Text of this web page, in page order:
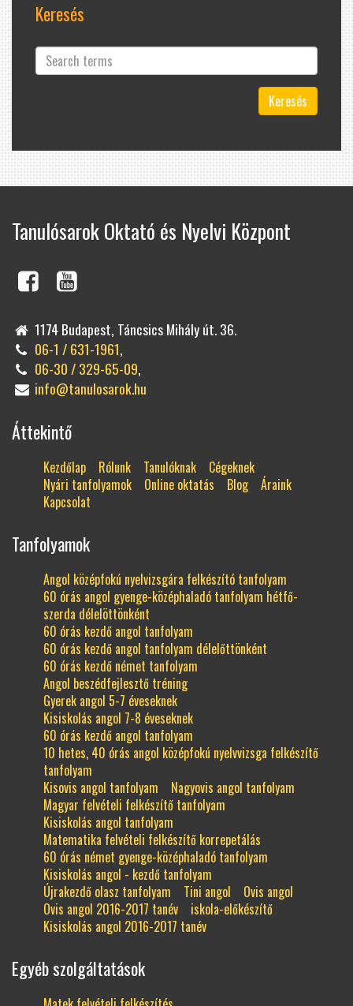
Keresés
Keresés
Tanulósarok Oktató és Nyelvi Központ
1174 Budapest, Táncsics Mihály út. 36.
06-1 / 631-1961,
06-30 / 329-65-09,
info@tanulosarok.hu
Áttekintő
Kezdőlap Rólunk Tanulóknak
Cégeknek
Nyári tanfolyamok
Online oktatás Blog
Áraink
Kapcsolat
Tanfolyamok
Angol középfokú nyelvizsgára felkészító tanfolyam
60 órás angol gyenge-középhaladó tanfolyam hétfő-
szerda délelöttönként
60 órás kezdő angol tanfolyam
60 órás kezdő angol tanfolyam délelőttönként
60 órás kezdő német tanfolyam
Angol beszédfejlesztő tréning
Gyerek angol 5-7 éveseknek
Kisiskolás angol 7-8 éveseknek
60 órás kezdő angol tanfolyam
10 hetes, 40 órás angol középfokú nyelvvizsga felkészítő
tanfolyam
Kisovis angol tanfolyam
Nagyovis angol tanfolyam
Magyar felvételi felkészítő tanfolyam
Kisiskolás angol tanfolyam
Matematika felvételi felkészítő korrepetálás
60 órás német gyenge-középhaladó tanfolyam
Kisiskolás angol - kezdő tanfolyam
Újrakezdő olasz tanfolyam
Tini angol
Ovis angol
Ovis angol 2016-2017 tanév
iskola-előkészítő
Kisiskolás angol 2016-2017 tanév
Egyéb szolgáltatások